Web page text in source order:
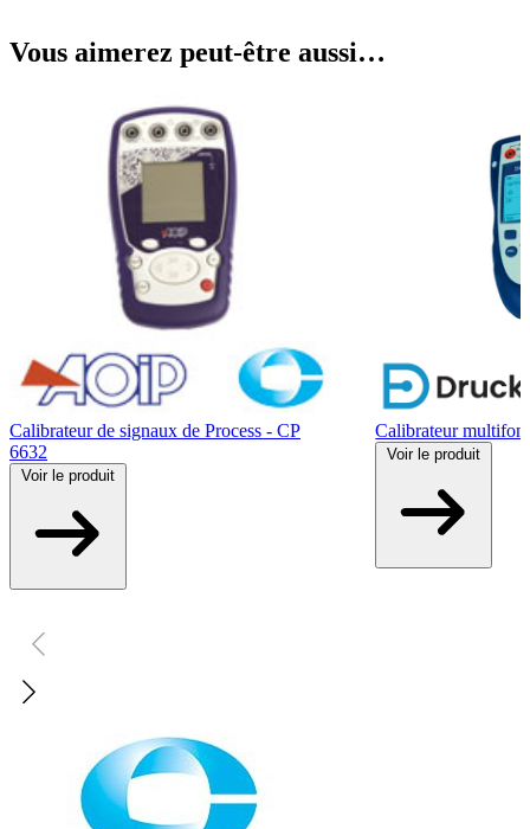
Vous aimerez peut-être aussi…
Calibrateur de signaux de Process - CP
6632
Voir le produit
Calibrateur
Voir le produit